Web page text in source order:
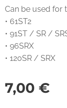
Can be used for
• 61ST2
• 91ST / SR /
• 96SRX
• 120SR / SRX
7,00 €